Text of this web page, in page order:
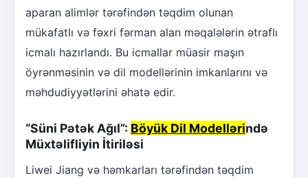
aparan alimlər tərəfindən təqdim olunan
mükafatlı və fəxri fərman alan məqalələrin ətraflı
icmalı hazırlandı. Bu icmallar müasir maşın
öyrənməsinin və dil modellərinin imkanlarını və
məhdudiyyətlərini əhatə edir.
“Süni Pətək Ağıl”: Böyük Dil Modellərində
Müxtəlifliyin İtiriləsi
Liwei Jiang və həmkarları tərəfindən təqdim